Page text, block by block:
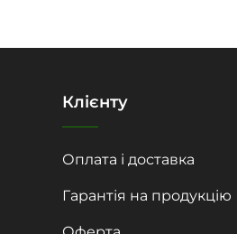
Клієнту
Оплата і доставка
Гарантія на продукцію